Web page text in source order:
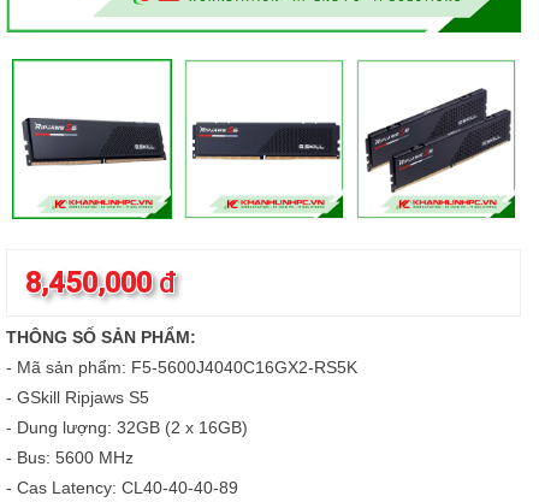
8,450,000đ
THÔNG SỐ SẢN PHẨM:
- Mã sản phẩm: F5-5600J4040C16GX2-RS5K
- GSkill Ripjaws S5
- Dung lượng: 32GB (2 x 16GB)
- Bus: 5600 MHz
- Cas Latency: CL40-40-40-89